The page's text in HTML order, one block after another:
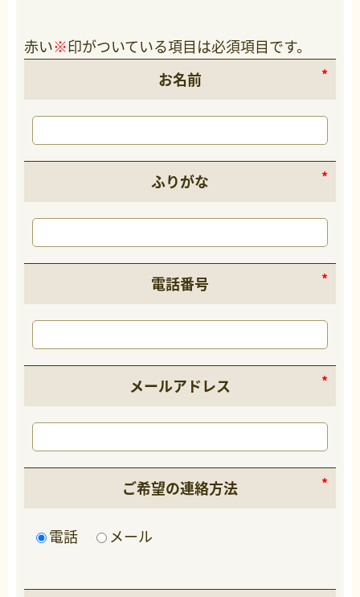
赤い※印がついている項目は必須項目です。
お名前
ふりがな
電話番号
メールアドレス
ご希望の連絡方法
電話 メール